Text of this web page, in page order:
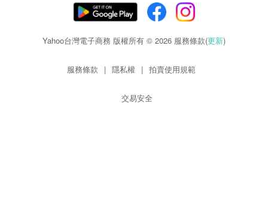
Yahoo台灣電子商務 版權所有 © 2026 服務條款(更新)
服務條款 | 隱私權 | 拍賣使用規範
交易安全